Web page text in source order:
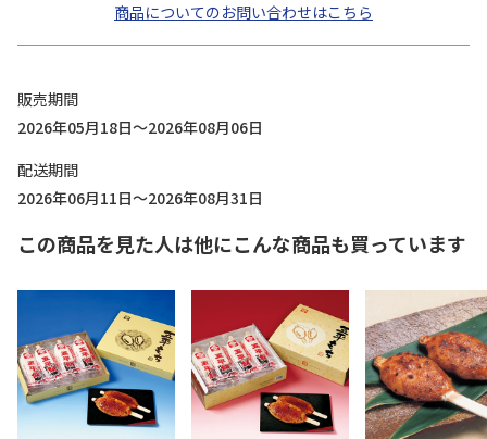
商品についてのお問い合わせはこちら
販売期間
2026年05月18日～2026年08月06日
配送期間
2026年06月11日～2026年08月31日
この商品を見た人は他にこんな商品も買っています